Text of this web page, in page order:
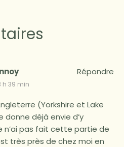
h 39 min
(Yorkshire et Lake
déjà envie d’y
n’ai pas fait cette partie de
très près de chez moi en
Répondre